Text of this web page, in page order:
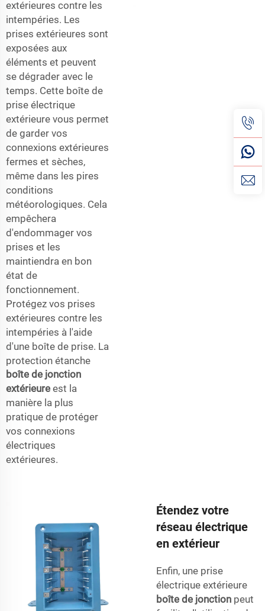
extérieures contre les
intempéries. Les
prises extérieures sont
exposées aux
éléments et peuvent
se dégrader avec le
temps. Cette boîte de
prise électrique
extérieure vous permet
de garder vos
connexions extérieures
fermes et sèches,
même dans les pires
conditions
météorologiques. Cela
empêchera
d'endommager vos
prises et les
maintiendra en bon
état de
fonctionnement.
Protégez vos prises
extérieures contre les
intempéries à l'aide
d'une boîte de prise. La
protection étanche
boîte de jonction
extérieure est la
manière la plus
pratique de protéger
vos connexions
électriques
extérieures.
Étendez votre
réseau électrique
en extérieur
Enfin, une prise
électrique extérieure
boîte de jonction peut